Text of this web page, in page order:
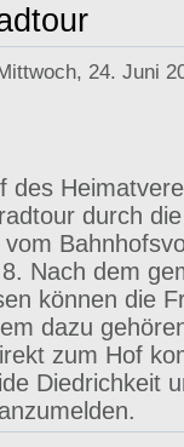
24. Juni
des
durch
Nach dem
können die
dazu
zum Hof
Diedrichkeit